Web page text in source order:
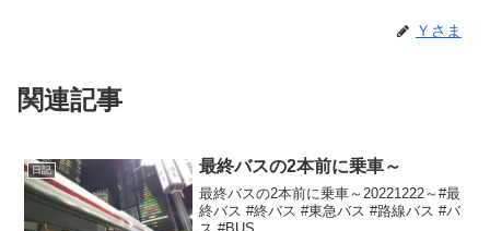
Ｙさま
関連記事
日記 最終バスの2本前に乗車～
最終バスの2本前に乗車～20221222～#最
終バス #終バス #東急バス #路線バス #バ